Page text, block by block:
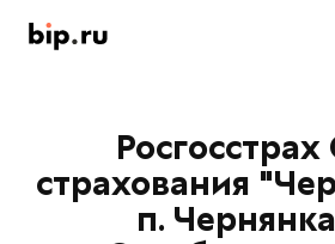
страхования
п.